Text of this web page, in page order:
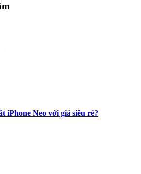
iPhone Neo với giá siêu rẻ?